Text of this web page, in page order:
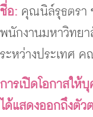
ชื่อ: คุณนิล์รุธตร
พนักงานมหาวิท
ระหว่างประเทศ
การเปิดโอกาสให้
ได้แสดงออกถึงตัว